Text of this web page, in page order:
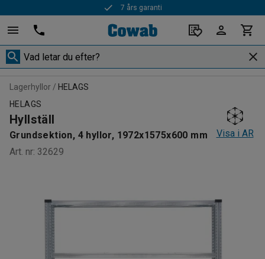
7 års garanti
Lagerhyllor
HELAGS
HELAGS
Hyllställ
Grundsektion, 4 hyllor, 1972x1575x600 mm
Art. nr: 32629
Visa i AR